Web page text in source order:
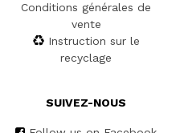
Conditions générales de
vente
Instruction sur le
recyclage
SUIVEZ-NOUS